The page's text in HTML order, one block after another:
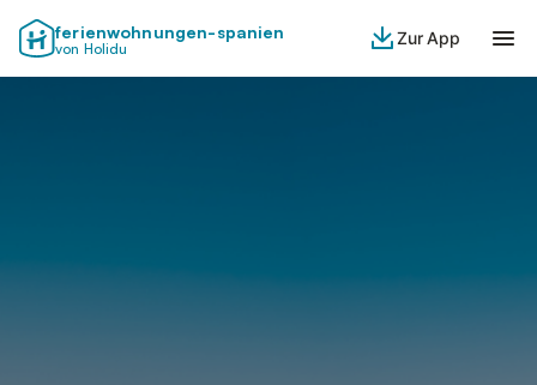
ferienwohnungen-spanien
von Holidu
Zur App